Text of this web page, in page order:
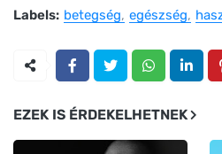
Labels: betegség egészség
EZEK IS ÉRDEKELHETNEK